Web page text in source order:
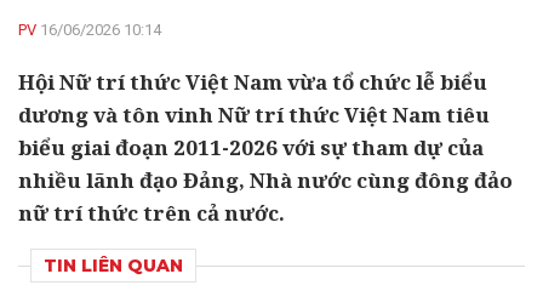
PV 16/06/2026 10:14
Hội Nữ trí thức Việt Nam vừa tổ chức lễ biểu
dương và tôn vinh Nữ trí thức Việt Nam tiêu
biểu giai đoạn 2011-2026 với sự tham dự của
nhiều lãnh đạo Đảng, Nhà nước cùng đông đảo
nữ trí thức trên cả nước.
TIN LIÊN QUAN